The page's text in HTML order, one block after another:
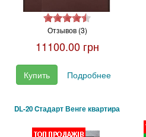
Отзывов (3)
11100.00 грн
Купить Подробнее
DL-20 Cтадарт Венге квартира